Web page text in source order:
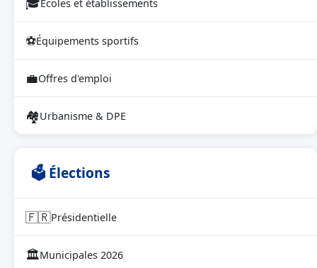
Écoles et établissements
⚽Équipements sportifs
💼Offres d'emploi
🏘Urbanisme & DPE
🗳 Élections
🇫🇷Présidentielle
🏛Municipales 2026